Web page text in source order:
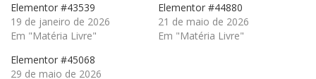
Elementor #43539
19 de janeiro de 2026
Em "Matéria Livre"
Elementor #44880
21 de maio de 2026
Em "Matéria Livre"
Elementor #45068
29 de maio de 2026